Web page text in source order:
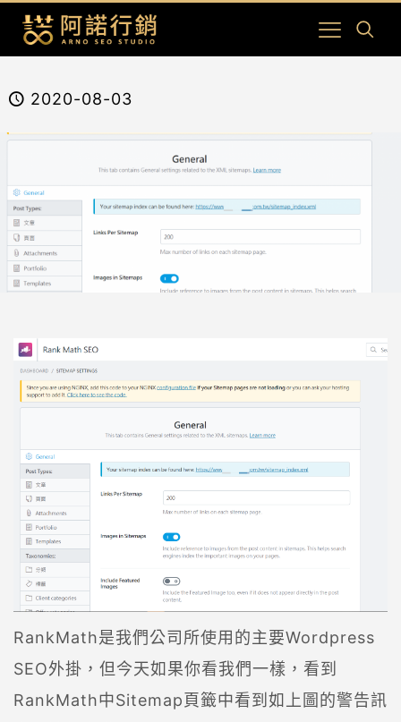
2020-08-03
RankMath是我們公司所使用的主要Wordpress
SEO外掛，但今天如果你看我們一樣，看到
RankMath中Sitemap頁籤中看到如上圖的警告訊